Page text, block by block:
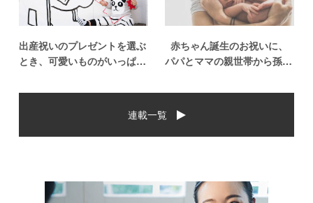
出産祝いのプレゼントを選ぶ
とき、可愛いものがいっぱい
の気持ちを込めて贈るものだ
いし、たくさん使ってもらえ
るものをプレゼントしたい。
赤ちゃん誕生のお祝いに、
パパとママの親世帯から孫誕
た場合、今現在のお祝いの相
んなものなのでしょうか。ま
た、出産祝いに関して気をつ
連載一覧